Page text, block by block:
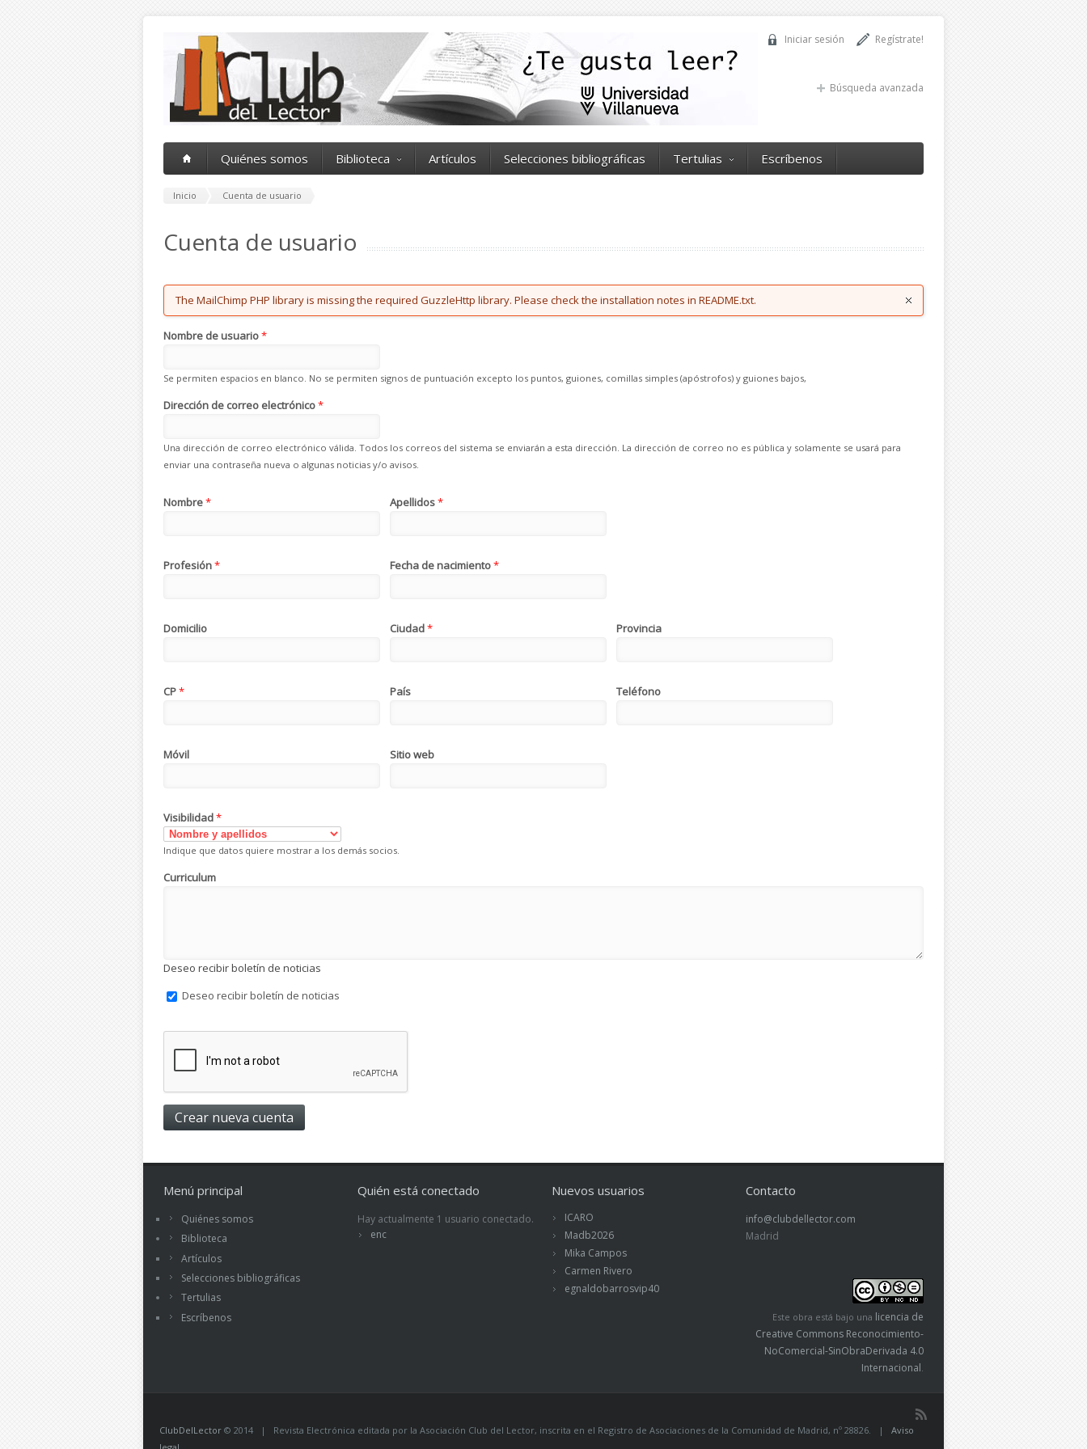
Regístrate!
Iniciar sesión
Búsqueda avanzada
Quiénes somos Biblioteca Artículos Selecciones bibliográficas Tertulias Escríbenos
Inicio Cuenta de usuario
Cuenta de usuario
Error message
The MailChimp PHP library is missing the required GuzzleHttp library. Please check the installation notes in README.txt.
Nombre de usuario*
Se permiten espacios en blanco. No se permiten signos de puntuación excepto los puntos, guiones, comillas simples (apóstrofos) y guiones bajos,
Dirección de correo electrónico*
Una dirección de correo electrónico válida. Todos los correos del sistema se enviarán a esta dirección. La dirección de correo no es pública y solamente se usará para
enviar una contraseña nueva o algunas noticias y/o avisos.
Nombre* Apellidos*
Profesión* Fecha de nacimiento*
Domicilio Ciudad* Provincia
CP* País Teléfono
Móvil Sitio web
Visibilidad*
Indique que datos quiere mostrar a los demás socios.
Curriculum
Deseo recibir boletín de noticias
Deseo recibir boletín de noticias
Menú principal
Quiénes somos
Biblioteca
Artículos
Selecciones bibliográficas
Tertulias
Escríbenos
Quién está conectado
Hay actualmente 1 usuario conectado.
enc
Nuevos usuarios
ICARO
Madb2026
Mika Campos
Carmen Rivero
egnaldobarrosvip40
Contacto
info@clubdellector.com
Madrid
Este obra está bajo una licencia de
Creative Commons Reconocimiento-
NoComercial-SinObraDerivada 4.0
Internacional
ClubDelLector © 2014 | Revista Electrónica editada por la Asociación Club del Lector, inscrita en el Registro de Asociaciones de la Comunidad de Madrid, nº 28826. | Aviso